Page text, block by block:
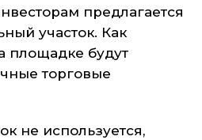
предлагается
участок. Как
площадке будут
торговые
не используется,